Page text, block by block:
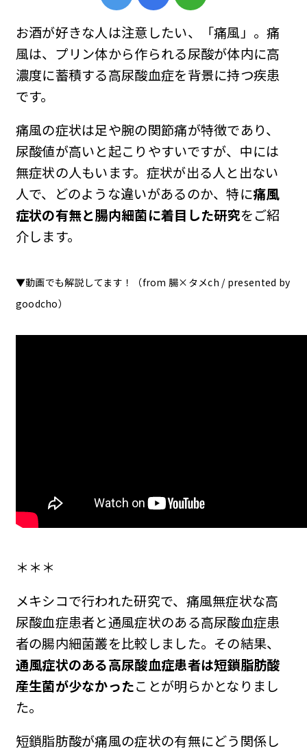
お酒が好きな人は注意したい、「痛風」。痛
風は、プリン体から作られる尿酸が体内に高
濃度に蓄積する高尿酸血症を背景に持つ疾患
です。
痛風の症状は足や腕の関節痛が特徴であり、
尿酸値が高いと起こりやすいですが、中には
無症状の人もいます。症状が出る人と出ない
人で、どのような違いがあるのか、特に痛風
症状の有無と腸内細菌に着目した研究をご紹
介します。
▼動画でも解説してます！（from 腸×タメch / presented by
goodcho）
＊＊＊
メキシコで行われた研究で、痛風無症状な高
尿酸血症患者と通風症状のある高尿酸血症患
者の腸内細菌叢を比較しました。その結果、
通風症状のある高尿酸血症患者は短鎖脂肪酸
産生菌が少なかったことが明らかとなりまし
た。
短鎖脂肪酸が痛風の症状の有無にどう関係し